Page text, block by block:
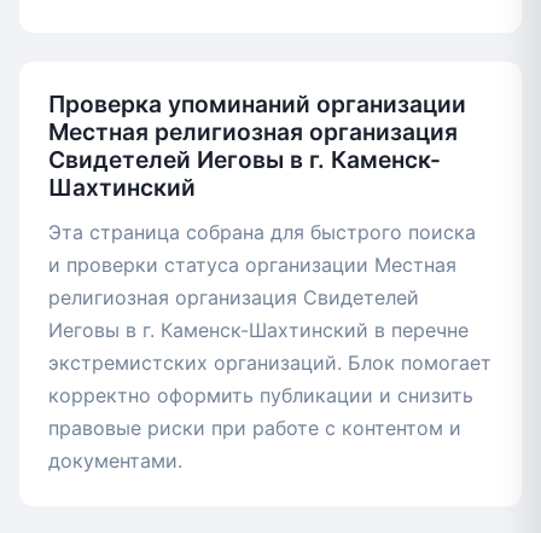
Проверка упоминаний организации
Местная религиозная организация
Свидетелей Иеговы в г. Каменск-
Шахтинский
Эта страница собрана для быстрого поиска
и проверки статуса организации Местная
религиозная организация Свидетелей
Иеговы в г. Каменск-Шахтинский в перечне
экстремистских организаций. Блок помогает
корректно оформить публикации и снизить
правовые риски при работе с контентом и
документами.